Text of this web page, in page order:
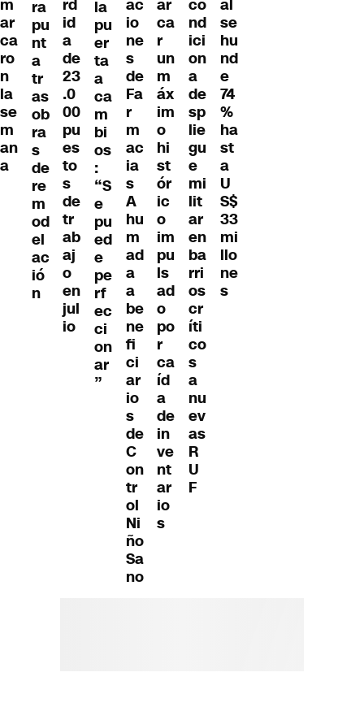
m
ar
ca
ro
n
la
se
m
an
a
ra
pu
nt
a
tr
as
ob
ra
s
de
re
m
od
el
ac
ió
n
rd
id
a
de
23
.0
00
pu
es
to
s
de
tr
ab
aj
o
en
jul
io
la
pu
er
ta
a
ca
m
bi
os
:
“S
e
pu
ed
e
pe
rf
ec
ci
on
ar
”
ac
io
ne
s
de
Fa
r
m
ac
ia
s
A
hu
m
ad
a
a
be
ne
fi
ci
ar
io
s
de
C
on
tr
ol
Ni
ño
Sa
no
ar
ca
r
un
m
áx
im
o
hi
st
ór
ic
o
im
pu
ls
ad
o
po
r
ca
íd
a
de
in
ve
nt
ar
io
s
co
nd
ici
on
a
de
sp
lie
gu
e
mi
lit
ar
en
ba
rri
os
cr
íti
co
s
a
nu
ev
as
R
U
F
al
se
hu
nd
e
74
%
ha
st
a
U
S$
33
mi
llo
ne
s